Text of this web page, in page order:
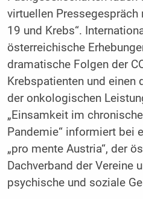
virtuellen Pressegespräch
19 und Krebs“.
österreichische
dramatische Folgen der
Krebspatienten und einen
der onkologischen
„Einsamkeit im
Pandemie“ informiert bei
„pro mente Austria“, der
Dachverband der Vereine
psychische und soziale